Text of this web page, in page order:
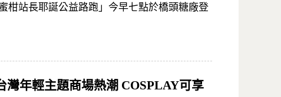
柑站長耶誕公益路跑」今早七點於橋頭糖廠登
灣年輕主題商場熱潮 COSPLAY可享